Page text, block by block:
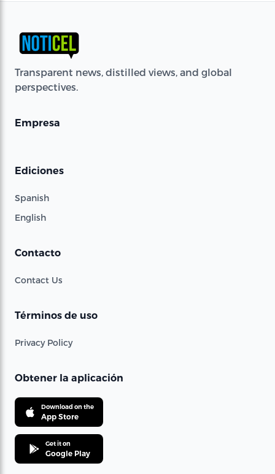
Transparent news, distilled views, and global
perspectives.
Empresa
Ediciones
Spanish
English
Contacto
Contact Us
Términos de uso
Privacy Policy
Obtener la aplicación
Download on the
App Store
Get it on
Google Play